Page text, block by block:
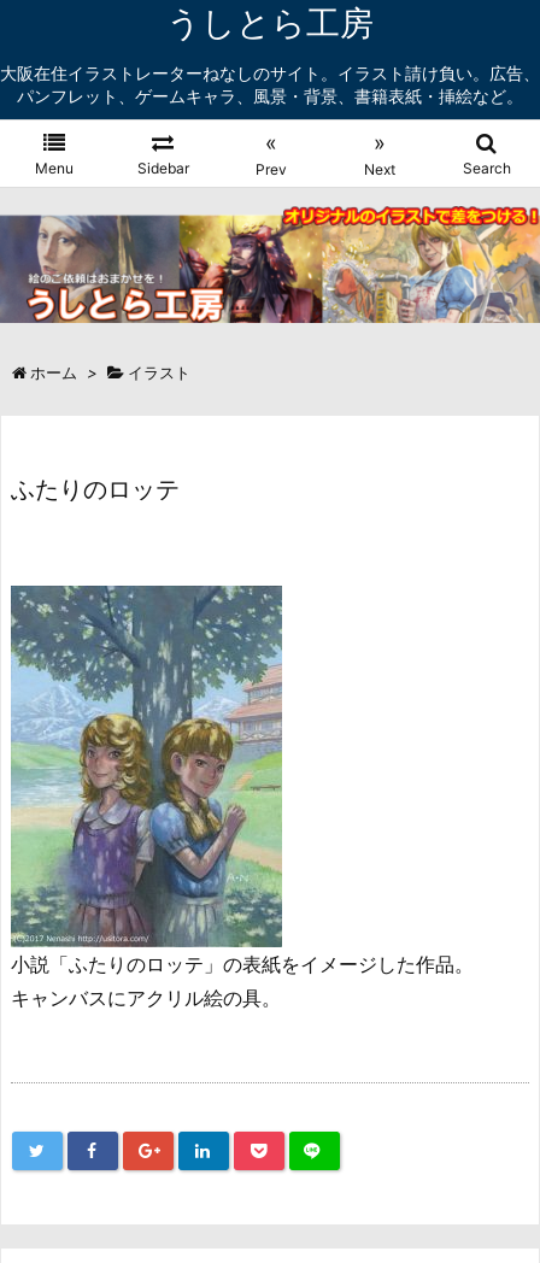
うしとら工房
大阪在住イラストレーターねなしのサイト。イラスト請け負い。広告、
パンフレット、ゲームキャラ、風景・背景、書籍表紙・挿絵など。
Menu Sidebar
«
Prev
»
Next Search
ホーム > イラスト
ふたりのロッテ
小説「ふたりのロッテ」の表紙をイメージした作品。
キャンバスにアクリル絵の具。